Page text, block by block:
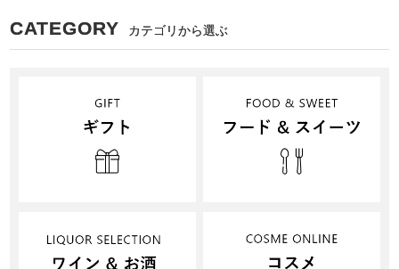
CATEGORY カテゴリから選ぶ